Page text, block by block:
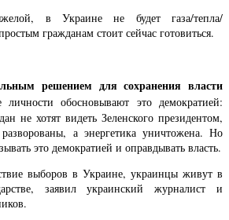
в Украине не будет газа/тепла/
гражданам стоит сейчас готовиться.
решением для сохранения власти
обосновывают это демократией:
не хотят видеть Зеленского президентом,
а энергетика уничтожена. Но
это демократией и оправдывать власть.
выборов в Украине, украинцы живут в
заявил украинский журналист и